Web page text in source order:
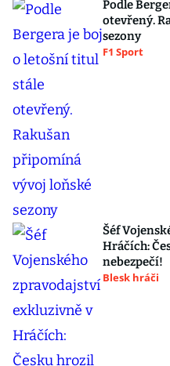
Podle
otevřený.
sezony
F1 Sport
Šéf
Hráčích:
nebezpečí!
Blesk hráči